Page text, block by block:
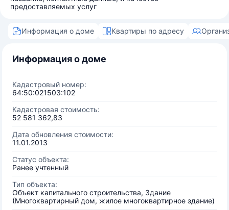
предоставляемых услуг
Информация о доме Квартиры по адресу
Информация о доме
Кадастровый номер:
64:50:021503:102
Кадастровая стоимость:
52 581 362,83
Дата обновления стоимости:
11.01.2013
Статус объекта:
Ранее учтенный
Тип объекта:
Объект капитального строительства, Здание
(Многоквартирный дом, жилое многоквартирное здание)